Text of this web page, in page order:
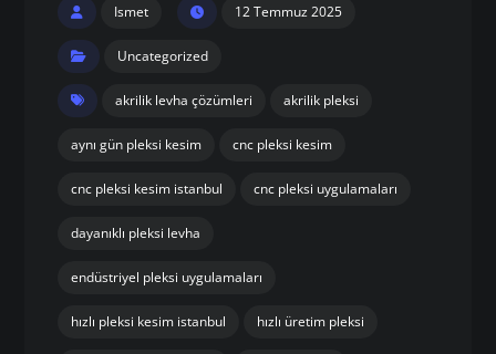
Ismet 12 Temmuz 2025
Uncategorized
akrilik levha çözümleri akrilik pleksi
aynı gün pleksi kesim cnc pleksi kesim
cnc pleksi kesim istanbul cnc pleksi uygulamaları
dayanıklı pleksi levha
endüstriyel pleksi uygulamaları
hızlı pleksi kesim istanbul hızlı üretim pleksi